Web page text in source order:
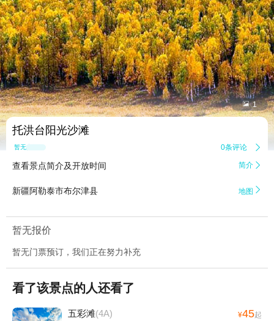
 1
托洪台阳光沙滩
暂无点评 0条评论 
查看景点简介及开放时间 简介 
新疆阿勒泰市布尔津县 地图 
暂无报价
暂无门票预订，我们正在努力补充
看了该景点的人还看了
五彩滩(4A) ¥45起
